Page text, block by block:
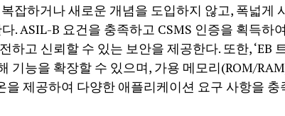
잡하거나 새로운 개념을 도입하지 않고, 폭넓게
. ASIL-B 요건을 충족하고 CSMS 인증을 획득하
하고 신뢰할 수 있는 보안을 제공한다. 또한, ‘EB
기능을 확장할 수 있으며, 가용 메모리(ROM/
을 제공하여 다양한 애플리케이션 요구 사항을 충